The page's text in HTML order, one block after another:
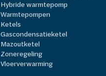
Hybride warmtepomp
Warmtepompen
Ketels
Gascondensatieketel
Mazoutketel
Zoneregeling
Vloerverwarming